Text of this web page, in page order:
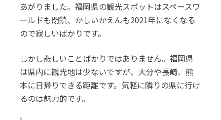
あがりました。福岡県の観光スポットはスペースワ
ールドも閉鎖、かしいかえんも2021年になくなる
ので寂しいばかりです。
しかし悲しいことばかりではありません。福岡県
は県内に観光地は少ないですが、大分や長崎、熊
本に日帰りできる距離です。気軽に隣りの県に行け
るのは魅力的です。